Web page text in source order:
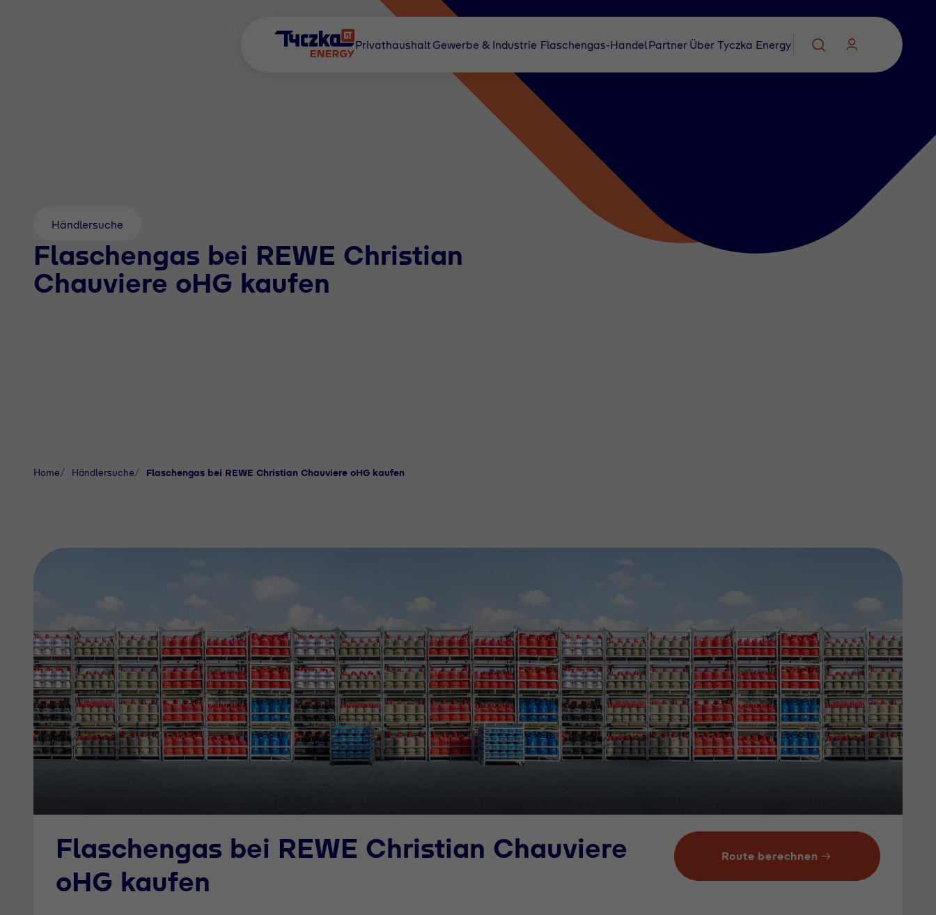
Privathaushalt Gewerbe & Industrie Flaschengas-Handel Partner Über Tyczka Energy
Händlersuche
Flaschengas bei REWE Christian
Chauviere oHG kaufen
Home Händlersuche Flaschengas bei REWE Christian Chauviere oHG kaufen
Flaschengas bei REWE Christian Chauviere
oHG kaufen
Route berechnen